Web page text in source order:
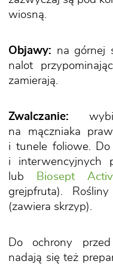
wiosną.
Objawy: na górnej
nalot
zamierają.
Zwalczanie:
na mączniaka
i tunele foliowe.
i interwencyjnych
lub
Biosept
grejpfruta).
(zawiera skrzyp).
Do ochrony
nadają się też